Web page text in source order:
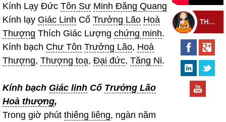
Kính Lạy Đức Tôn Sư Minh Đăng Quang
Kính lạy Giác Linh Cố Trưởng Lão Hoà
Thượng Thích Giác Lượng chứng minh.
Kính bạch Chư Tôn Trưởng Lão, Hoà
Thượng, Thượng toạ, Đại đức, Tăng Ni.
Kính bạch Giác linh Cố Trưởng Lão
Hoà thượng,
Trong giờ phút thiêng liêng, ngàn năm
THEO DÕI THIỀN TỰ